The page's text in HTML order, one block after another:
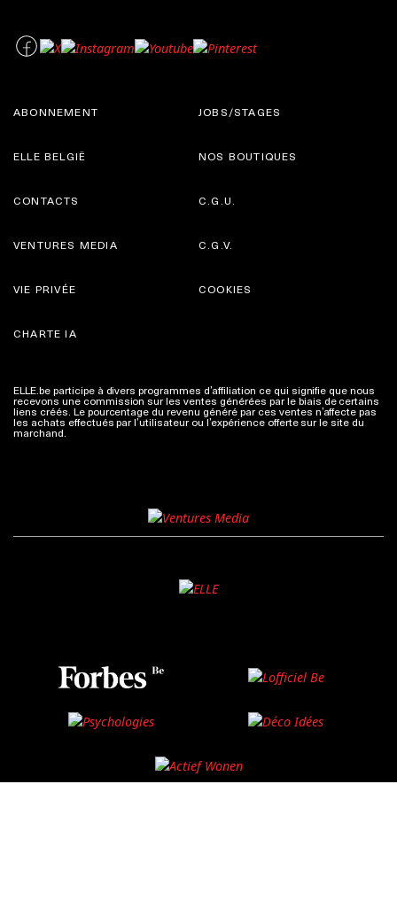
ABONNEMENT
ELLE BELGIË
JOBS/STAGES
NOS BOUTIQUES
CONTACTS
VENTURES MEDIA
C.G.U.
C.G.V.
VIE PRIVÉE
CHARTE IA
COOKIES
ELLE.be participe à divers programmes d’affiliation ce qui signifie que nous
recevons une commission sur les ventes générées par le biais de certains
liens créés. Le pourcentage du revenu généré par ces ventes n’affecte pas
les achats effectués par l’utilisateur ou l’expérience offerte sur le site du
marchand. Plus d'infos